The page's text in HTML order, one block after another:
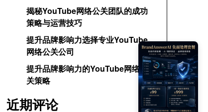
揭秘YouTube网络公关团队的成功
策略与运营技巧
提升品牌影响力选择专业YouTube
网络公关公司
提升品牌影响力的YouTube网络公
关策略
近期评论